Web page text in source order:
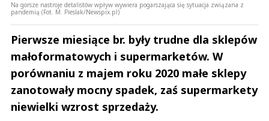
Na gorsze nastroje detalistów wpływ wywiera pogarszająca się sytuacja związana z
pandemią (Fot. M. Pieslak/Newspix.pl)
Pierwsze miesiące br. były trudne dla sklepów
małoformatowych i supermarketów. W
porównaniu z majem roku 2020 małe sklepy
zanotowały mocny spadek, zaś supermarkety
niewielki wzrost sprzedaży.